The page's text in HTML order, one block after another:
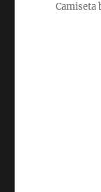
Camiseta